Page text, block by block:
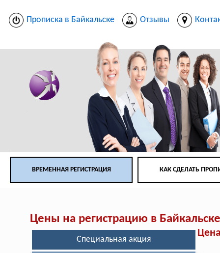
Прописка в Байкальске Отзывы
ВРЕМЕННАЯ РЕГИСТРАЦИЯ КАК СДЕЛАТЬ
Цены на регистрацию в
Специальная акция